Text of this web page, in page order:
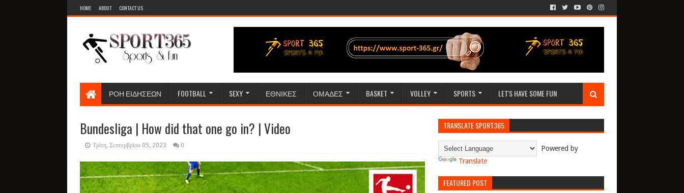
HOME ABOUT CONTACT US
ΡΟΗ ΕΙΔΗΣΕΩΝ FOOTBALL SEXY ΕΘΝΙΚΕΣ ΟΜΑΔΕΣ BASKET VOLLEY SPORTS LET'S HAVE SOME FUN
Bundesliga | How did that one go in? | Video
Τρίτη, Σεπτεμβρίου 05, 2023 0
TRANSLATE SPORT365
Powered by
Translate
FEATURED POST